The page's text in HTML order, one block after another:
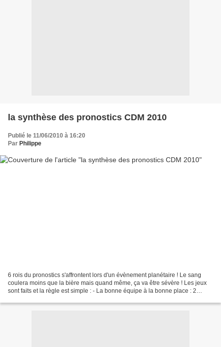
la synthèse des pronostics CDM 2010
Publié le 11/06/2010 à 16:20
Par Philippe
6 rois du pronostics s'affrontent lors d'un évènement planétaire ! Le sang
coulera moins que la bière mais quand même, ça va être sévère ! Les jeux
sont faits et la règle est simple : - La bonne équipe à la bonne place : 2